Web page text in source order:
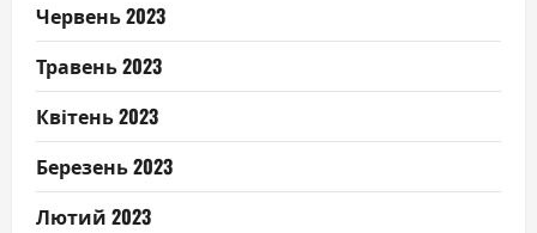
Червень 2023
Травень 2023
Квітень 2023
Березень 2023
Лютий 2023